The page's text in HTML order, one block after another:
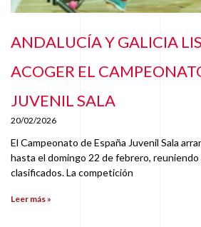
ANDALUCÍA Y GALICIA
ACOGER EL
JUVENIL SALA
20/02/2026
El Campeonato de España Juvenil Sala
hasta el domingo 22 de febrero,
clasificados. La competición
Leer más »